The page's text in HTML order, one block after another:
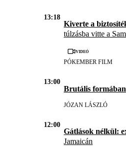
13:18
Kiverte a
túlzásba vitte a
Videó
PÓKEMBER FILM
13:00
Brutális
JÓZAN LÁSZLÓ
12:00
Gátlások nélkül:
Jamaicán